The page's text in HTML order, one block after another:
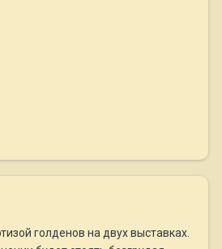
голденов на двух выставках.